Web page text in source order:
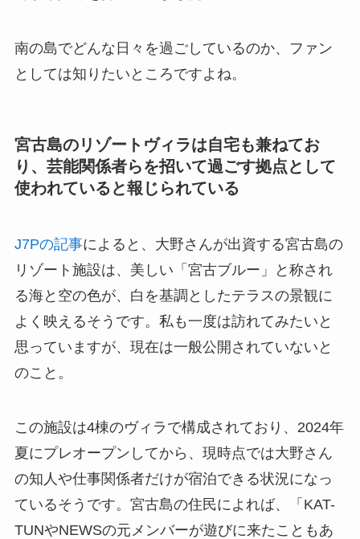
南の島でどんな日々を過ごしているのか、ファン
としては知りたいところですよね。
宮古島のリゾートヴィラは自宅も兼ねてお
り、芸能関係者らを招いて過ごす拠点として
使われていると報じられている
J7Pの記事によると、大野さんが出資する宮古島の
リゾート施設は、美しい「宮古ブルー」と称され
る海と空の色が、白を基調としたテラスの景観に
よく映えるそうです。私も一度は訪れてみたいと
思っていますが、現在は一般公開されていないと
のこと。
この施設は4棟のヴィラで構成されており、2024年
夏にプレオープンしてから、現時点では大野さん
の知人や仕事関係者だけが宿泊できる状況になっ
ているそうです。宮古島の住民によれば、「KAT-
TUNやNEWSの元メンバーが遊びに来たこともあ